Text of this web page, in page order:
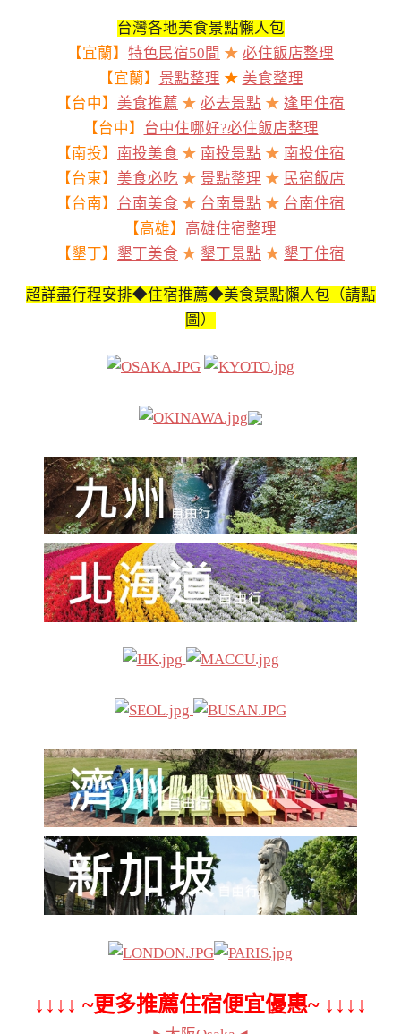
台灣各地美食景點懶人包
【宜蘭】 特色民宿50間 ★ 必住飯店整理
【宜蘭】 景點整理 ★ 美食整理
【台中】 美食推薦 ★ 必去景點 ★ 逢甲住宿
【台中】 台中住哪好?必住飯店整理
【南投】 南投美食 ★ 南投景點 ★ 南投住宿
【台東】 美食必吃 ★ 景點整理 ★ 民宿飯店
【台南】 台南美食 ★ 台南景點 ★ 台南住宿
【高雄】 高雄住宿整理
【墾丁】 墾丁美食 ★ 墾丁景點 ★ 墾丁住宿
超詳盡行程安排◆住宿推薦◆美食景點懶人包（請點
圖）
↓↓↓↓ ~更多推薦住宿便宜優惠~ ↓↓↓↓